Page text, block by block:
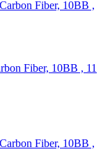
Fiber, 10BB , 11